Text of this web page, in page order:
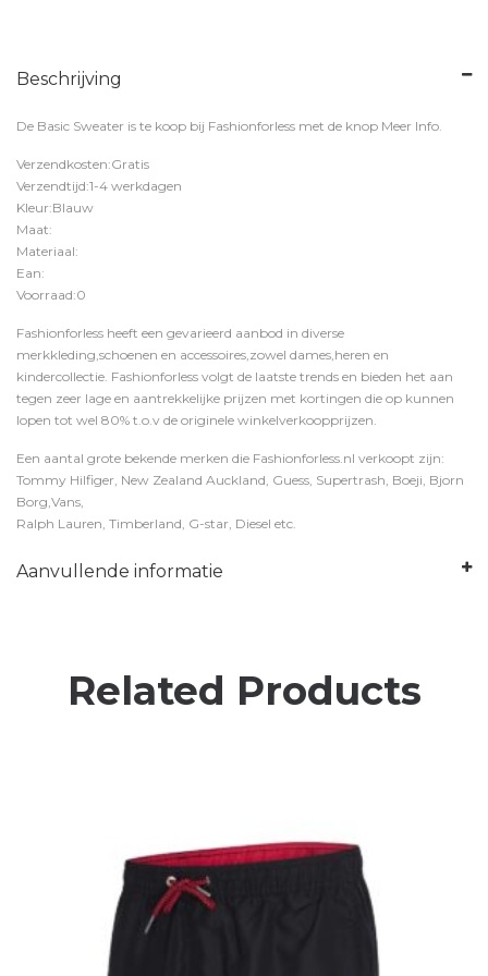
Beschrijving
De Basic Sweater is te koop bij Fashionforless met de knop Meer Info.
Verzendkosten:Gratis
Verzendtijd:1-4 werkdagen
Kleur:Blauw
Maat:
Materiaal:
Ean:
Voorraad:0
Fashionforless heeft een gevarieerd aanbod in diverse
merkkleding,schoenen en accessoires,zowel dames,heren en
kindercollectie. Fashionforless volgt de laatste trends en bieden het aan
tegen zeer lage en aantrekkelijke prijzen met kortingen die op kunnen
lopen tot wel 80% t.o.v de originele winkelverkoopprijzen.
Een aantal grote bekende merken die Fashionforless.nl verkoopt zijn:
Tommy Hilfiger, New Zealand Auckland, Guess, Supertrash, Boeji, Bjorn
Borg,Vans,
Ralph Lauren, Timberland, G-star, Diesel etc.
Aanvullende informatie
Related Products